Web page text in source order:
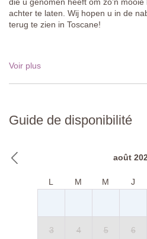
die u genomen heeft om zo’n mooie
achter te laten. Wij hopen u in de
terug te zien in Toscane!
Voir plus
Guide de disponibilité
août
L M M J
3 4 5 6